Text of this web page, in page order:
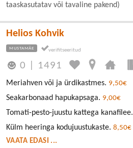
taaskasutatav või tavaline pakend)
Helios Kohvik
MUSTAMÄE
0 1491
Meriahven või ja ürdikastmes. 9,50€
Seakarbonaad hapukapsaga. 9,00€
Tomati-pesto-juustu kattega kanafilee.
Külm heeringa kodujuustukaste. 8,50€
VAATA EDASI ...